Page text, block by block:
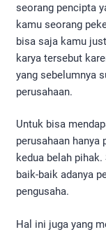
seorang pencipta
kamu seorang
bisa saja kamu
karya tersebut
yang sebelumnya
perusahaan.
Untuk bisa
perusahaan hanya
kedua belah
baik-baik adanya
pengusaha.
Hal ini juga yang